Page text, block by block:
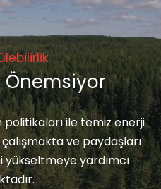
Önemsiyor
politikaları ile temiz enerji
ve paydaşları
yükseltmeye yardımcı